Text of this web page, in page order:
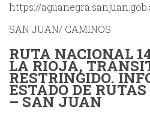
https://
SAN JUAN/ CAMINOS
RUTA NACIONAL
LA RIOJA,
RESTRINGIDO.
ESTADO DE
– SAN JUAN